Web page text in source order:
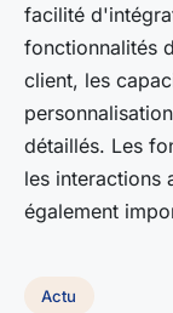
facilité
fonctionnalités
client, les
détaillés. Les
les interactions
également
Actu